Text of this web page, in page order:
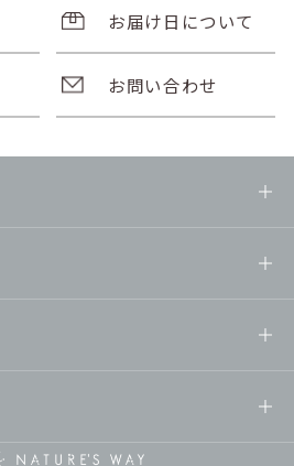
お届け日について
お問い合わせ